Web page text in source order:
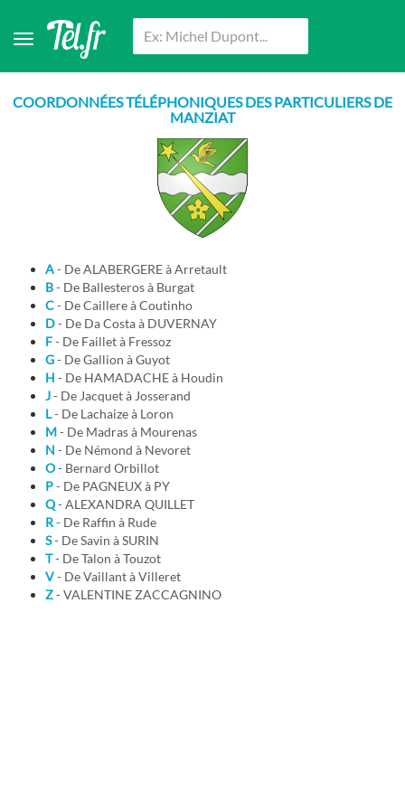
COORDONNÉES TÉLÉPHONIQUES DES PARTICULIERS DE
MANZIAT
A
- De ALABERGERE à Arretault
B
- De Ballesteros à Burgat
C
- De Caillere à Coutinho
D
- De Da Costa à DUVERNAY
F
- De Faillet à Fressoz
G
- De Gallion à Guyot
H
- De HAMADACHE à Houdin
J
- De Jacquet à Josserand
L
- De Lachaize à Loron
M
- De Madras à Mourenas
N
- De Némond à Nevoret
O
- Bernard Orbillot
P
- De PAGNEUX à PY
Q
- ALEXANDRA QUILLET
R
- De Raffin à Rude
S
- De Savin à SURIN
T
- De Talon à Touzot
V
- De Vaillant à Villeret
Z
- VALENTINE ZACCAGNINO